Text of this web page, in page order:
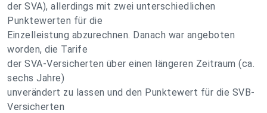
der SVA), allerdings mit zwei unterschiedlichen
Punktewerten für die
Einzelleistung abzurechnen. Danach war angeboten
worden, die Tarife
der SVA-Versicherten über einen längeren Zeitraum (ca.
sechs Jahre)
unverändert zu lassen und den Punktewert für die SVB-
Versicherten